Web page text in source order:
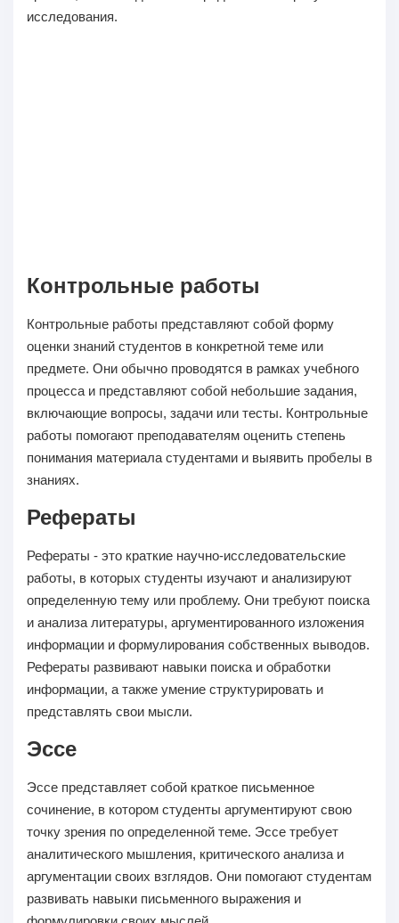
исследования.
Контрольные работы
Контрольные работы представляют собой форму
оценки знаний студентов в конкретной теме или
предмете. Они обычно проводятся в рамках учебного
процесса и представляют собой небольшие задания,
включающие вопросы, задачи или тесты. Контрольные
работы помогают преподавателям оценить степень
понимания материала студентами и выявить пробелы в
знаниях.
Рефераты
Рефераты - это краткие научно-исследовательские
работы, в которых студенты изучают и анализируют
определенную тему или проблему. Они требуют поиска
и анализа литературы, аргументированного изложения
информации и формулирования собственных выводов.
Рефераты развивают навыки поиска и обработки
информации, а также умение структурировать и
представлять свои мысли.
Эссе
Эссе представляет собой краткое письменное
сочинение, в котором студенты аргументируют свою
точку зрения по определенной теме. Эссе требует
аналитического мышления, критического анализа и
аргументации своих взглядов. Они помогают студентам
развивать навыки письменного выражения и